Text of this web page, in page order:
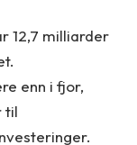
12,7 milliarder
enn i fjor,
til